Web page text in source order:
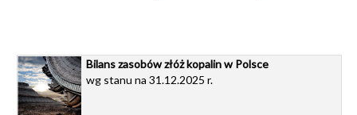
Bilans zasobów złóż kopalin w Polsce
wg stanu na 31.12.2025 r.